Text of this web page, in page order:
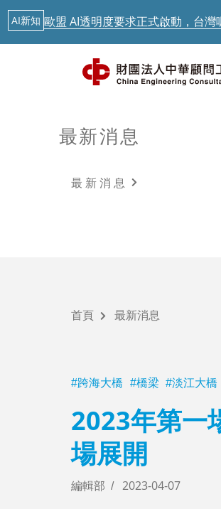
最新消息
最新課程
AI人工智慧
學習及影音
關於我們
AI新知 歐盟 AI透明度要求正式啟動，台灣
聯合國示警：AI治理落後Agent時代
從生成式AI到實體AI－日本鐵道落
最新消息
最新消息
首頁 最新消息
跨海大橋 橋梁 淡江大橋
2023年第一
場展開
編輯部 2023-04-07